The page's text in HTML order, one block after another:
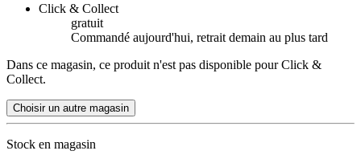
Click & Collect
gratuit
Commandé aujourd'hui, retrait demain au plus tard
Dans ce magasin, ce produit n'est pas disponible pour Click &
Collect.
Choisir un autre magasin
Stock en magasin